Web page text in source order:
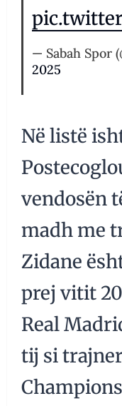
— Sabah Spor
2025
Në listë
vendosën
madh me
Zidane
prej vitit
Real
tij si